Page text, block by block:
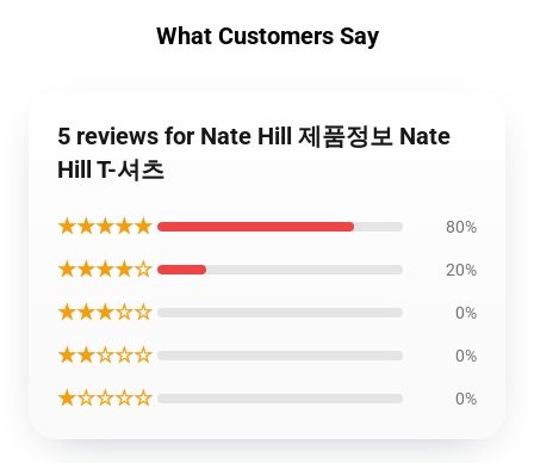
What Customers Say
5 reviews for Nate Hill 제품정보 Nate
Hill T-셔츠
★★★★★ 80%
★★★★☆ 20%
★★★☆☆ 0%
★★☆☆☆ 0%
★☆☆☆☆ 0%